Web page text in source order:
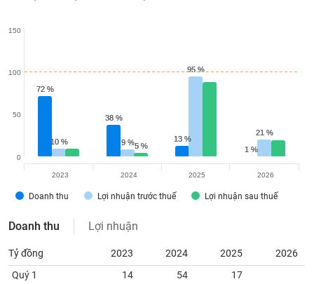
72 %
72 %
38 %
38 %
13 %
13 %
1 %
1 %
10 %
10 % 9 %
9 %
95 %
95 %
21 %
21 %
5 %
5 %
Doanh thu Lợi nhuận trước thuế Lợi nhuận sau thuế
0
50
100
150
2023 2024 2025 2026
Doanh thu Lợi nhuận
Tỷ đồng 2023 2024 2025
2026
Quý 1
14 54 17